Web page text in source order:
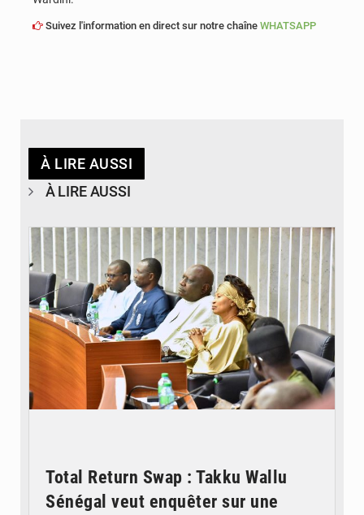
Suivez l'information en direct sur notre chaîne WHATSAPP
À LIRE AUSSI
À LIRE AUSSI
Total Return Swap : Takku Wallu
Sénégal veut enquêter sur une